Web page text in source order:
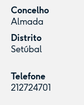
Concelho
Almada
Distrito
Setúbal
Telefone
212724701